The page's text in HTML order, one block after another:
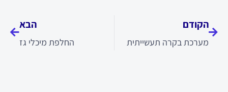
הקודם
מערכת בקרה תעשייתית
הבא
החלפת מיכלי גז